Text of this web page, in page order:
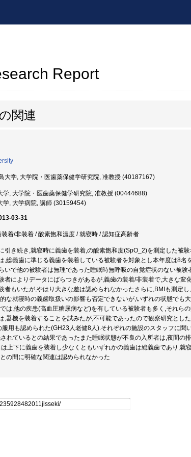
Report
関連
大学, 大学院・医歯薬保健学研究院, 准教授 (40187167)
学, 大学院・医歯薬保健学研究院, 准教授 (00444688)
学, 大学病院, 講師 (30159454)
03-31
装着/非装着 / 酸素飽和濃度 / 就寝時 / 認知症高齢者
引き続き,就寝時に義歯を装着,の酸素飽和度(SpO_2)を測定した被
,総義歯に準じる義歯を装着している被験者を対象とし本年度は8
いで他の被験者は無理であった睡眠時無呼吸の自覚症状のない被
者によりデータにばらつきがあるが,義歯の装着/非装着で,大きな変
者もいたが,やはり大きな差は認められなかったさらに,BMIも測定
な就寝時の義歯取扱いの影響も否定できないが,いずれの状態でも
は,他の疾患(高血圧糖尿病など)を有している被験者も多く,それら
,器機を装着することを試みたが,不可能であったので観察研究とし
服用も認められた(GH23人老健8人).それぞれの施設のスタッフに
れているとの結果であったまた睡眠状態が不良の入所者は,夜間の
上下に義歯を装着し少なくともいずれかの義歯は総義歯であり,就
の間に明確な関連は認められなかった